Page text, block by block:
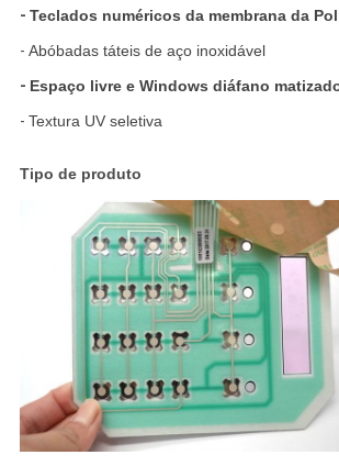
- Teclados numéricos da membrana da
- Abóbadas táteis de aço inoxidável
- Espaço livre e Windows diáfano
- Textura UV seletiva
Tipo de produto